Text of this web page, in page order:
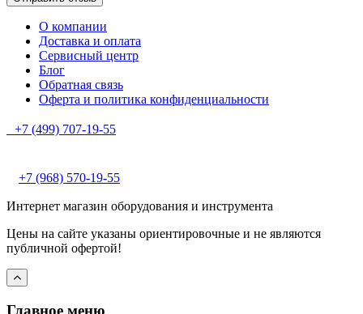
О компании
Доставка и оплата
Сервисный центр
Блог
Обратная связь
Оферта и политика конфиденциальности
+7 (499) 707-19-55
+7 (968) 570-19-55
Интернет магазин оборудования и инструмента
Цены на сайте указаны ориентировочные и не являются
публичной офертой!
Главное меню